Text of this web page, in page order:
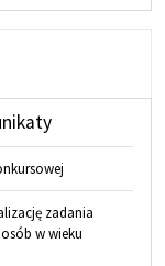
zadania
w wieku